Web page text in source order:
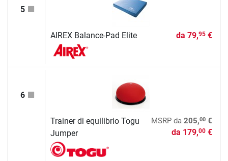
5
AIREX Balance-Pad Elite da 79,95€
6
Trainer di equilibrio Togu
Jumper
MSRPda 205,00€
da 179,00€